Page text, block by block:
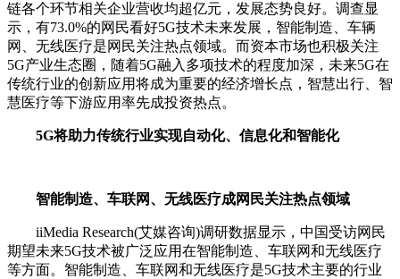
链各个环节相关企业营收均超亿元，发展态势良好。调查显
示，有73.0%的网民看好5G技术未来发展，智能制造、车辆
网、无线医疗是网民关注热点领域。而资本市场也积极关注
5G产业生态圈，随着5G融入多项技术的程度加深，未来5G在
传统行业的创新应用将成为重要的经济增长点，智慧出行、智
慧医疗等下游应用率先成投资热点。
5G将助力传统行业实现自动化、信息化和智能化
智能制造、车联网、无线医疗成网民关注热点领域
iiMedia Research(艾媒咨询)调研数据显示，中国受访网民
期望未来5G技术被广泛应用在智能制造、车联网和无线医疗
等方面。智能制造、车联网和无线医疗是5G技术主要的行业